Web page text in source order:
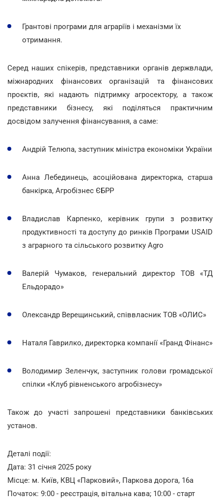
Грантові програми для аграріїв і механізми їх
отримання.
Серед наших спікерів, представники органів держвлади,
міжнародних фінансових організацій та фінансових
проєктів, які надають підтримку агросектору, а також
представники бізнесу, які поділяться практичним
досвідом залучення фінансування, а саме:
Андрій Телюпа, заступник міністра економіки України
Анна Лебединець, асоційована директорка, старша
банкірка, Агробізнес ЄБРР
Владислав Карпенко, керівник групи з розвитку
продуктивності та доступу до ринків Програми USAID
з аграрного та сільського розвитку Agro
Валерій Чумаков, генеральний директор ТОВ «ТД
Ельдорадо»
Олександр Верещинський, співвласник ТОВ «ОЛИС»
Наталя Гаврилко, директорка компанії «Гранд Фінанс»
Володимир Зеленчук, заступник голови громадської
спілки «Клуб рівненського агробізнесу»
Також до участі запрошені представники банківських
установ.
Деталі події:
Дата: 31 січня 2025 року
Місце: м. Київ, КВЦ «Парковий», Паркова дорога, 16а
Початок: 9:00 - реєстрація, вітальна кава; 10:00 - старт